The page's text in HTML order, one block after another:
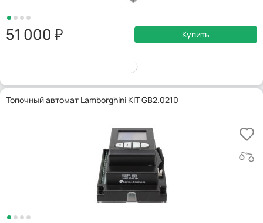
51 000 Купить
Топочный автомат Lamborghini KIT GB2.0210